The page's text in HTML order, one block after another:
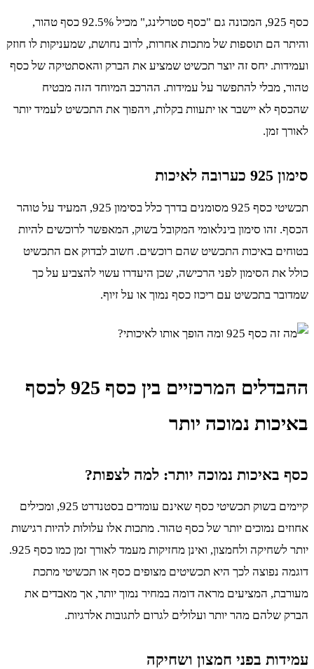
כסף 925, המכונה גם "כסף סטרלינג," מכיל 92.5% כסף טהור,
והיתר הם תוספות של מתכות אחרות, לרוב נחושת, שמעניקות לו חוזק
ועמידות. יחס זה יוצר תכשיט שמציע את הברק והאסתטיקה של כסף
טהור, מבלי להתפשר על עמידות. ההרכב המיוחד הזה מבטיח
שהכסף לא יישבר או יתעוות בקלות, ויהפוך את התכשיט לעמיד יותר
לאורך זמן.
סימון 925 כערובה לאיכות
תכשיטי כסף 925 מסומנים בדרך כלל בסימון 925, המעיד על טוהר
הכסף. זהו סימון בינלאומי המקובל בשוק, המאפשר לרוכשים להיות
בטוחים באיכות התכשיט שהם רוכשים. חשוב לבדוק אם התכשיט
כולל את הסימון לפני הרכישה, שכן היעדרו עשוי להצביע על כך
שמדובר בתכשיט עם ריכוז כסף נמוך או על זיוף.
ההבדלים המרכזיים בין כסף 925 לכסף
באיכות נמוכה יותר
כסף באיכות נמוכה יותר: למה לצפות?
קיימים בשוק תכשיטי כסף שאינם עומדים בסטנדרט 925, ומכילים
אחוזים נמוכים יותר של כסף טהור. מתכות אלו עלולות להיות רגישות
יותר לשחיקה ולחמצון, ואינן מחזיקות מעמד לאורך זמן כמו כסף 925.
דוגמה נפוצה לכך היא תכשיטים מצופים כסף או תכשיטי מתכת
מעורבת, המציעים מראה דומה במחיר נמוך יותר, אך מאבדים את
הברק שלהם מהר יותר ועלולים לגרום לתגובות אלרגיות.
עמידות בפני חמצון ושחיקה